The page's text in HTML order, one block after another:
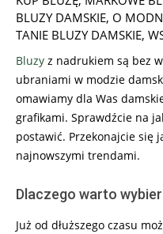
BLUZY DAMSKIE, O
TANIE BLUZY DAMSKIE,
Bluzy z nadrukiem są bez
ubraniami w modzie
omawiamy dla Was
grafikami. Sprawdźcie na
postawić. Przekonajcie się
najnowszymi trendami.
Dlaczego warto
Już od dłuższego czasu